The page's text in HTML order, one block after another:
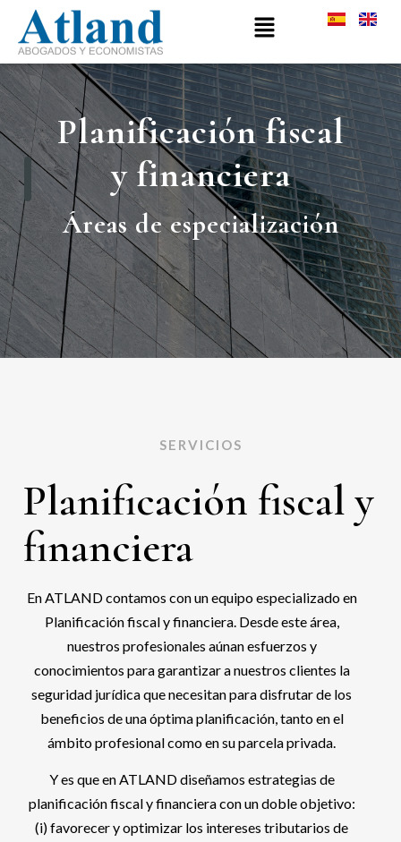
Planificación fiscal
y financiera
Áreasde especialización
SERVICIOS
Planificación fiscal y
financiera
En ATLAND contamos con un equipo especializado en
Planificación fiscal y financiera. Desde este área,
nuestros profesionales aúnan esfuerzos y
conocimientos para garantizar a nuestros clientes la
seguridad jurídica que necesitan para disfrutar de los
beneficios de una óptima planificación, tanto en el
ámbito profesional como en su parcela privada.
Y es que en ATLAND diseñamos estrategias de
planificación fiscal y financiera con un doble objetivo:
(i) favorecer y optimizar los intereses tributarios de